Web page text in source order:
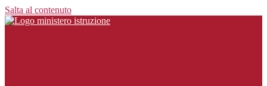
Salta al contenuto